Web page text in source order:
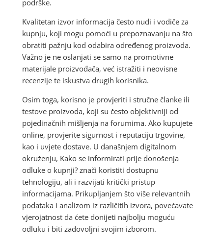
podrške.
Kvalitetan izvor informacija često nudi i vodiče za
kupnju, koji mogu pomoći u prepoznavanju na što
obratiti pažnju kod odabira određenog proizvoda.
Važno je ne oslanjati se samo na promotivne
materijale proizvođača, već istražiti i neovisne
recenzije te iskustva drugih korisnika.
Osim toga, korisno je provjeriti i stručne članke ili
testove proizvoda, koji su često objektivniji od
pojedinačnih mišljenja na forumima. Ako kupujete
online, provjerite sigurnost i reputaciju trgovine,
kao i uvjete dostave. U današnjem digitalnom
okruženju, Kako se informirati prije donošenja
odluke o kupnji? znači koristiti dostupnu
tehnologiju, ali i razvijati kritički pristup
informacijama. Prikupljanjem što više relevantnih
podataka i analizom iz različitih izvora, povećavate
vjerojatnost da ćete donijeti najbolju moguću
odluku i biti zadovoljni svojim izborom.